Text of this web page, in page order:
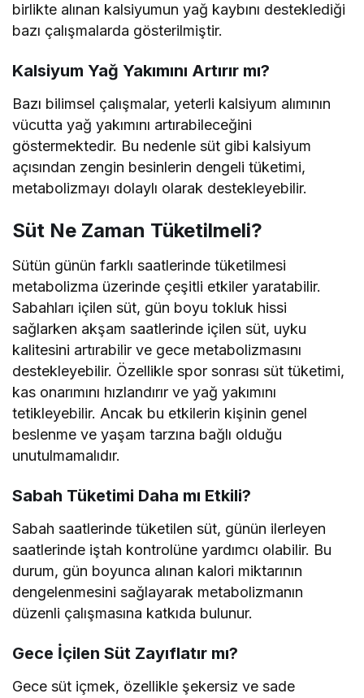
birlikte alınan kalsiyumun yağ kaybını desteklediği
bazı çalışmalarda gösterilmiştir.
Kalsiyum Yağ Yakımını Artırır mı?
Bazı bilimsel çalışmalar, yeterli kalsiyum alımının
vücutta yağ yakımını artırabileceğini
göstermektedir. Bu nedenle süt gibi kalsiyum
açısından zengin besinlerin dengeli tüketimi,
metabolizmayı dolaylı olarak destekleyebilir.
Süt Ne Zaman Tüketilmeli?
Sütün günün farklı saatlerinde tüketilmesi
metabolizma üzerinde çeşitli etkiler yaratabilir.
Sabahları içilen süt, gün boyu tokluk hissi
sağlarken akşam saatlerinde içilen süt, uyku
kalitesini artırabilir ve gece metabolizmasını
destekleyebilir. Özellikle spor sonrası süt tüketimi,
kas onarımını hızlandırır ve yağ yakımını
tetikleyebilir. Ancak bu etkilerin kişinin genel
beslenme ve yaşam tarzına bağlı olduğu
unutulmamalıdır.
Sabah Tüketimi Daha mı Etkili?
Sabah saatlerinde tüketilen süt, günün ilerleyen
saatlerinde iştah kontrolüne yardımcı olabilir. Bu
durum, gün boyunca alınan kalori miktarının
dengelenmesini sağlayarak metabolizmanın
düzenli çalışmasına katkıda bulunur.
Gece İçilen Süt Zayıflatır mı?
Gece süt içmek, özellikle şekersiz ve sade